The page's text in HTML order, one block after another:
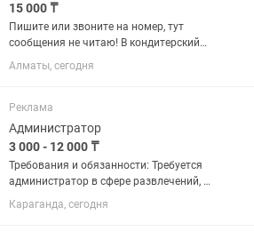
15 000 ₸
Пишите или звоните на номер, тут
сообщения не читаю! В кондитерский
цех требуется кондитер-оформитель
Требования: • Опыт работы от 1 года •
базовых рецептур •...
Алматы, сегодня
Реклама
Администратор
3 000 - 12 000 ₸
Требования и обязанности: Требуется
администратор в сфере развлечений, в
Центральном парке культуры и отдыха
города Караганды, детский лабиринт,
Караганда, сегодня